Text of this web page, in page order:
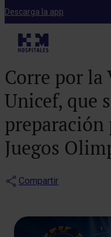
Descarga la app
Notas de prensa
presenta la
Corre por la
Unicef, que
preparación
Juegos
Compartir